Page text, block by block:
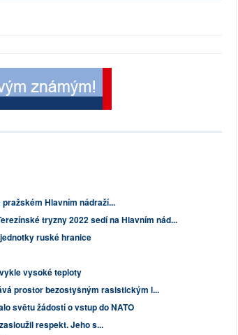
Hlavním nádraží...
tryzny 2022 sedí na Hlavním nád...
ruské hranice
vysoké teploty
prostor bezostyšným rasistickým l...
světu žádostí o vstup do NATO
respekt. Jeho s...